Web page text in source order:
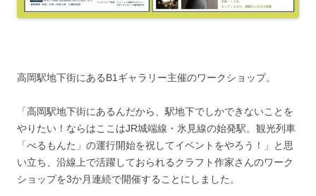
高岡駅地下街にあるB1ギャラリー主催のワークショップ。
「高岡駅地下街にあるんだから、駅地下でしかできないことを
やりたい！ならはここはJR城端線・氷見線の始発駅。観光列車
「べるもんた」の運行開始を祝してイベントをやろう！」と思
い立ち、沿線上で活躍しておられるクラフト作家さんのワーク
ショップを3か月連続で開催することにしました。